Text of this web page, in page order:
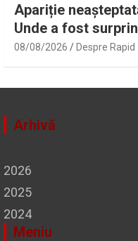
Apariție
Unde a fost
Sport.ro
08/08/2026 Despre Rapid
Arhivă
2026
2025
2024
Meniu